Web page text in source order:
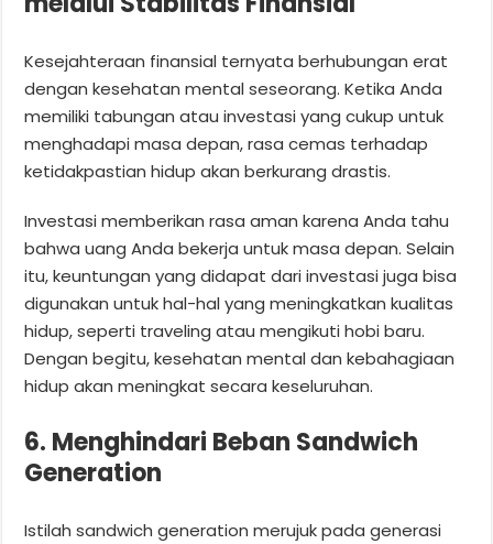
Kesejahteraan finansial ternyata berhubungan erat
dengan kesehatan mental seseorang. Ketika Anda
memiliki tabungan atau investasi yang cukup untuk
menghadapi masa depan, rasa cemas terhadap
ketidakpastian hidup akan berkurang drastis.
Investasi memberikan rasa aman karena Anda tahu
bahwa uang Anda bekerja untuk masa depan. Selain
itu, keuntungan yang didapat dari investasi juga bisa
digunakan untuk hal-hal yang meningkatkan kualitas
hidup, seperti traveling atau mengikuti hobi baru.
Dengan begitu, kesehatan mental dan kebahagiaan
hidup akan meningkat secara keseluruhan.
6. Menghindari Beban Sandwich
Generation
Istilah sandwich generation merujuk pada generasi